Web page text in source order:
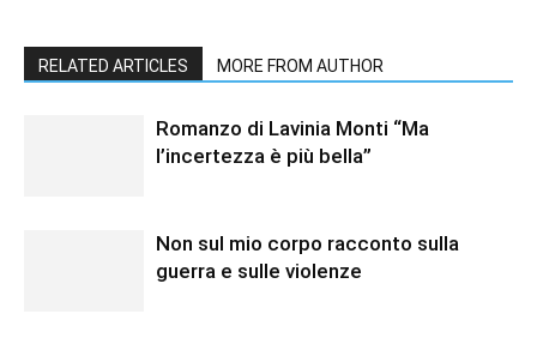
RELATED ARTICLES MORE FROM AUTHOR
Romanzo di Lavinia Monti “Ma
l’incertezza è più bella”
Non sul mio corpo racconto sulla
guerra e sulle violenze